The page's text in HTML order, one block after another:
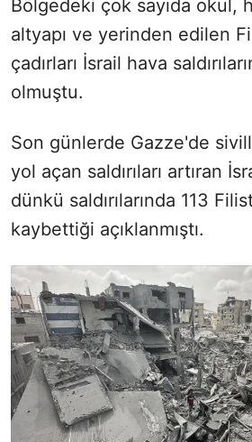
Bölgedeki çok sayıda okul,
altyapı ve yerinden edilen
çadırları İsrail hava
olmuştu.
Son günlerde Gazze'de
yol açan saldırıları artıran
dünkü saldırılarında 113
kaybettiği açıklanmıştı.